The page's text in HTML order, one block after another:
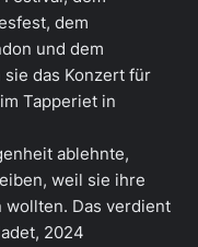
dem
und dem
das Konzert für
Tapperiet in
ablehnte,
weil sie ihre
wollten. Das verdient
2024